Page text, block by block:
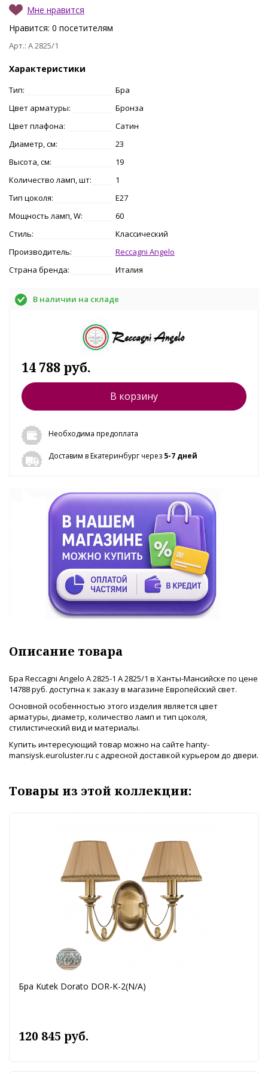
Мне нравится
Нравится: 0 посетителям
Арт.: A 2825/1
Характеристики
Тип:
Бра
Цвет арматуры:
Бронза
Цвет плафона:
Сатин
Диаметр, см:
23
Высота, см:
19
Количество ламп, шт:
1
Тип цоколя:
E27
Мощность ламп, W:
60
Стиль:
Классический
Производитель:
Reccagni Angelo
Страна бренда:
Италия
В наличии на складе
14 788 руб.
В корзину
Необходима предоплата
Доставим в Екатеринбург через 5-7 дней
Описание товара
Бра Reccagni Angelo A 2825-1 A 2825/1 в Ханты-Мансийске по цене
14788 руб. доступна к заказу в магазине Европейский свет.
Основной особенностью этого изделия является цвет
арматуры, диаметр, количество ламп и тип цоколя,
стилистический вид и материалы.
Купить интересующий товар можно на сайте hanty-
mansiysk.euroluster.ru с адресной доставкой курьером до двери.
Товары из этой коллекции:
Бра Kutek Dorato DOR-K-2(N/A)
120 845 руб.